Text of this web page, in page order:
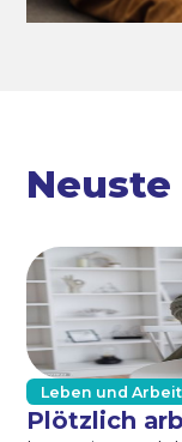
Leben und Arbeit
Plötzlich